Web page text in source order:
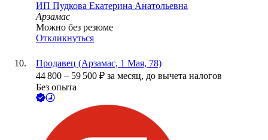
ИП Пудкова Екатерина Анатольевна
Арзамас
Можно без резюме
Откликнуться
Продавец (Арзамас, 1 Мая, 78)
44 800 – 59 500 ₽ за месяц, до вычета налогов
Без опыта